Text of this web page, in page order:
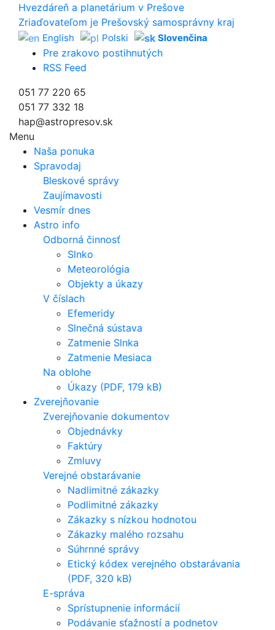
Hvezdáreň a planetárium v Prešove
Zriaďovateľom je Prešovský samosprávny kraj
English Polski Slovenčina
Pre zrakovo postihnutých
RSS Feed
051 77 220 65
051 77 332 18
hap@astropresov.sk
Menu
Naša ponuka
Spravodaj
Bleskové správy
Zaujímavosti
Vesmír dnes
Astro info
Odborná činnosť
Slnko
Meteorológia
Objekty a úkazy
V číslach
Efemeridy
Slnečná sústava
Zatmenie Slnka
Zatmenie Mesiaca
Na oblohe
Úkazy (PDF, 179 kB)
Zverejňovanie
Zverejňovanie dokumentov
Objednávky
Faktúry
Zmluvy
Verejné obstarávanie
Nadlimitné zákazky
Podlimitné zákazky
Zákazky s nízkou hodnotou
Zákazky malého rozsahu
Súhrnné správy
Etický kódex verejného obstarávania
(PDF, 320 kB)
E-správa
Sprístupnenie informácií
Podávanie sťažností a podnetov